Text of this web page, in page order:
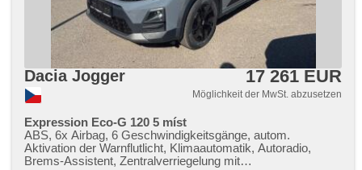
Dacia Jogger 17 261 EUR
Möglichkeit der MwSt. abzusetzen
Expression Eco-G 120 5 míst
ABS, 6x Airbag, 6 Geschwindigkeitsgänge, autom.
Aktivation der Warnflutlicht, Klimaautomatik, Autoradio,
Brems-Assistent, Zentralverriegelung mit